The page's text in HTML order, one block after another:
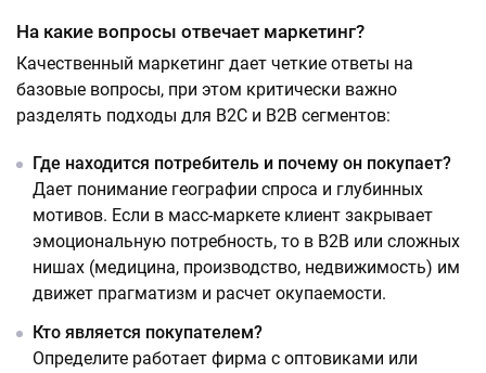
На какие вопросы отвечает маркетинг?
Качественный маркетинг дает четкие ответы на
базовые вопросы, при этом критически важно
разделять подходы для B2C и B2B сегментов:
Где находится потребитель и почему он покупает?
Дает понимание географии спроса и глубинных
мотивов. Если в масс-маркете клиент закрывает
эмоциональную потребность, то в B2B или сложных
нишах (медицина, производство, недвижимость) им
движет прагматизм и расчет окупаемости.
Кто является покупателем?
Определите работает фирма с оптовиками или